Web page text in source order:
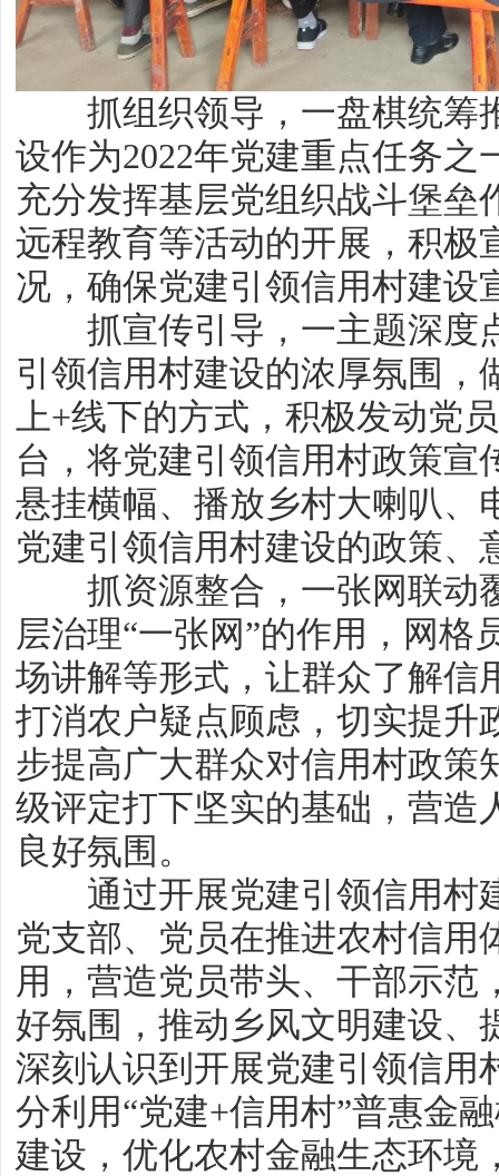
抓组织领导，一盘棋统筹
设作为2022年党建重点任务
充分发挥基层党组织战斗堡垒
远程教育等活动的开展，积极
况，确保党建引领信用村建设
抓宣传引导，一主题深度
引领信用村建设的浓厚氛围，
上+线下的方式，积极发动党
台，将党建引领信用村政策宣
悬挂横幅、播放乡村大喇叭、
党建引领信用村建设的政策、
抓资源整合，一张网联动
层治理“一张网”的作用，网格
场讲解等形式，让群众了解信
打消农户疑点顾虑，切实提升
步提高广大群众对信用村政策
级评定打下坚实的基础，营造
良好氛围。
通过开展党建引领信用村
党支部、党员在推进农村信用
用，营造党员带头、干部示范
好氛围，推动乡风文明建设、
深刻认识到开展党建引领信用
分利用“党建+信用村”普惠金
建设，优化农村金融生态环境